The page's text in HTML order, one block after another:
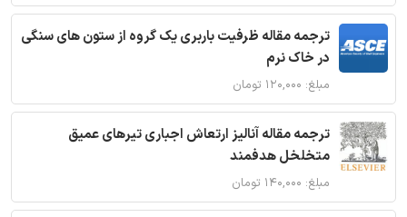
ترجمه مقاله ظرفیت باربری یک گروه از ستون های سنگی
در خاک نرم
مبلغ: ۱۲۰,۰۰۰ تومان
ترجمه مقاله آنالیز ارتعاش اجباری تیرهای عمیق
متخلخل هدفمند
مبلغ: ۱۴۰,۰۰۰ تومان